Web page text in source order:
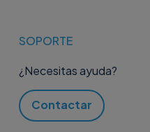
SOPORTE
¿Necesitas ayuda?
Contactar